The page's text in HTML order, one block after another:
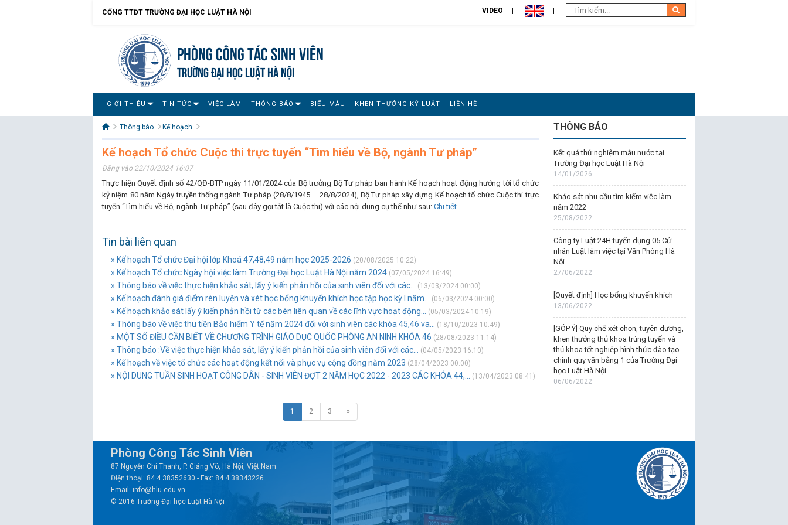
CỔNG TTĐT TRƯỜNG ĐẠI HỌC LUẬT HÀ NỘI VIDEO
Phòng Công tác sinh viên
TRƯỜNG ĐẠI HỌC LUẬT HÀ NỘI
GIỚI THIỆU TIN TỨC VIỆC LÀM THÔNG BÁO BIỂU MẪU KHEN THƯỞNG KỶ LUẬT LIÊN HỆ
Thông báo Kế hoạch
Kế hoạch Tổ chức Cuộc thi trực tuyến “Tìm hiểu về Bộ, ngành Tư pháp”
Đăng vào 22/10/2024 16:07
Thực hiện Quyết định số 42/QĐ-BTP ngày 11/01/2024 của Bộ trưởng Bộ Tư pháp ban hành Kế hoạch hoạt động hướng tới tổ chức
kỷ niệm 80 năm Ngày truyền thống ngành Tư pháp (28/8/1945 – 28/8/2024), Bộ Tư pháp xây dựng Kế hoạch tổ chức Cuộc thi trực
tuyến “Tìm hiểu về Bộ, ngành Tư pháp” (sau đây gọi tắt là Cuộc thi) với các nội dung cụ thể như sau: Chi tiết
Tin bài liên quan
» Kế hoạch Tổ chức Đại hội lớp Khoá 47,48,49 năm học 2025-2026 (20/08/2025 10:22)
» Kế hoạch Tổ chức Ngày hội việc làm Trường Đại học Luật Hà Nội năm 2024 (07/05/2024 16:49)
» Thông báo về việc thực hiện khảo sát, lấy ý kiến phản hồi của sinh viên đối với các... (13/03/2024 00:00)
» Kế hoạch đánh giá điểm rèn luyện và xét học bổng khuyến khích học tập học kỳ I năm... (06/03/2024 00:00)
» Kế hoạch khảo sát lấy ý kiến phản hồi từ các bên liên quan về các lĩnh vực hoạt động... (05/03/2024 10:19)
» Thông báo về việc thu tiền Bảo hiểm Y tế năm 2024 đối với sinh viên các khóa 45,46 va... (18/10/2023 10:49)
» MỘT SỐ ĐIỀU CẦN BIẾT VỀ CHƯƠNG TRÌNH GIÁO DỤC QUỐC PHÒNG AN NINH KHÓA 46 (28/08/2023 11:14)
» Thông báo :Về việc thực hiện khảo sát, lấy ý kiến phản hồi của sinh viên đối với các... (04/05/2023 16:10)
» Kế hoạch về việc tổ chức các hoạt động kết nối và phục vụ cộng đồng năm 2023 (28/04/2023 00:00)
» NỘI DUNG TUẦN SINH HOẠT CÔNG DÂN - SINH VIÊN ĐỢT 2 NĂM HỌC 2022 - 2023 CÁC KHÓA 44,... (13/04/2023 08:41)
1 2 3 »
THÔNG BÁO
Kết quả thử nghiệm mẫu nước tại
Trường Đại học Luật Hà Nội
14/01/2026
Khảo sát nhu cầu tìm kiếm việc làm
năm 2022
25/08/2022
Công ty Luật 24H tuyển dụng 05 Cử
nhân Luật làm việc tại Văn Phòng Hà
Nội
27/06/2022
[Quyết định] Học bổng khuyến khích
13/06/2022
[GÓP Ý] Quy chế xét chọn, tuyên dương,
khen thưởng thủ khoa trúng tuyển và
thủ khoa tốt nghiệp hình thức đào tạo
chính quy văn bằng 1 của Trường Đại
học Luật Hà Nội
06/06/2022
Phòng Công Tác Sinh Viên
87 Nguyễn Chí Thanh, P. Giảng Võ, Hà Nội, Việt Nam
Điện thoại: 84.4.38352630 - Fax: 84.4.38343226
Email: info@hlu.edu.vn
© 2016 Trường Đại học Luật Hà Nội